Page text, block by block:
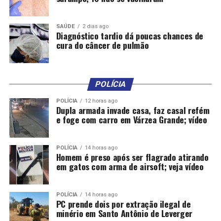
Os avanços no Detran são sentidos na prática por
centenas de cidadãos. Um deles é o motorista de
aplicativo, Carlos Fabiano Almeida, que precisou ir à
unidade do Detran sede e agendou o atendimento pelo
site.
“Não ia ao Detran há muito tempo e fiquei
impressionado com a agilidade do atendimento, sem
filas de espera, e gostei de ter agendado o horário para
ir. Achei muito prático. Resolvi o que precisava de forma
bem rápida”, relatou.
O atendimento presencial para todas as unidades do
Detran-MT deve ser agendado pelo
site:www.detran.mt.gov.br.
Serviços online
Além dos serviços presenciais, o Detran-MT conta com
SAÚDE 2 dias ago
Diagnóstico tardio dá poucas chances de
cura do câncer de pulmão
POLÍCIA
POLÍCIA 12 horas ago
Dupla armada invade casa, faz casal refém
e foge com carro em Várzea Grande; vídeo
POLÍCIA 14 horas ago
Homem é preso após ser flagrado atirando
em gatos com arma de airsoft; veja vídeo
POLÍCIA 14 horas ago
PC prende dois por extração ilegal de
minério em Santo Antônio de Leverger